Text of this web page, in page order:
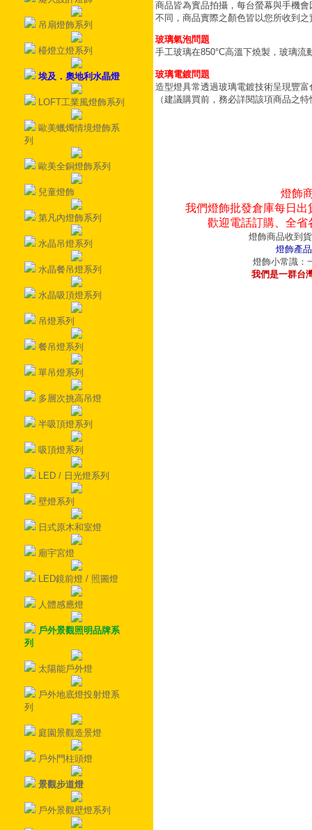
吊扇燈飾系列
檯燈立燈系列
埃及．奧地利水晶燈
LOFT工業風燈飾系列
歐美蠟燭情境燈飾系
列
歐美全銅燈飾系列
兒童燈飾
第凡內燈飾系列
水晶吊燈系列
水晶餐吊燈系列
水晶吸頂燈系列
吊燈系列
餐吊燈系列
單吊燈系列
多層次挑高吊燈
半吸頂燈系列
吸頂燈系列
LED / 日光燈系列
壁燈系列
日式原木和室燈
廟宇宮燈
LED鏡前燈 / 照圖燈
人體感應燈
戶外景觀照明品牌系
列
太陽能戶外燈
戶外地底燈投射燈系
列
庭園景觀造景燈
戶外門柱頭燈
景觀步道燈
戶外景觀壁燈系列
商品皆為實品拍攝，每台螢幕與手機
不同，商品實際之顏色皆以您所收到之
玻璃氣泡問題
手工玻璃在850°C高溫下燒製，玻璃
玻璃電鍍問題
造型燈具常透過玻璃電鍍技術呈現豐
（建議購買前，務必詳閱該項商品之
燈飾
我們燈飾批發倉庫每日
歡迎電話訂購、全
燈飾商品收到
燈飾產
燈飾小常識：
我們是一群台